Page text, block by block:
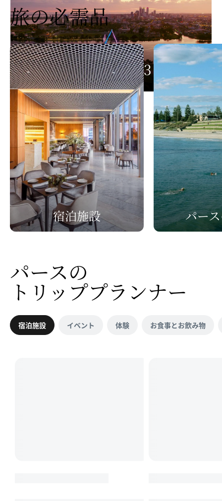
パースで過ごす3日間
Play
Video
パースで過ごす3日間
旅の​必需品
宿泊施設 パー
パースの
トリッププランナー
宿泊施設 イベント 体験 お食事とお飲み物